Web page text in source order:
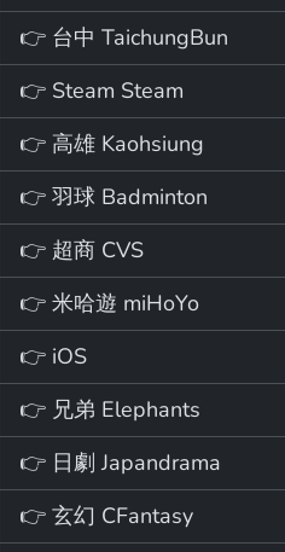
👉 台中 TaichungBun
👉 Steam Steam
👉 高雄 Kaohsiung
👉 羽球 Badminton
👉 超商 CVS
👉 米哈遊 miHoYo
👉 iOS
👉 兄弟 Elephants
👉 日劇 Japandrama
👉 玄幻 CFantasy